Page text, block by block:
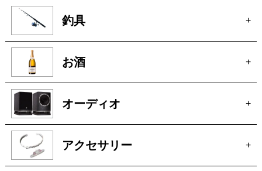
釣具 +
お酒 +
オーディオ +
アクセサリー +